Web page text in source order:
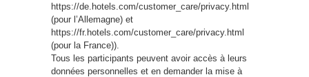
https://de.hotels.com/customer_care/privacy.html
(pour l’Allemagne) et
https://fr.hotels.com/customer_care/privacy.html
(pour la France)).
Tous les participants peuvent avoir accès à leurs
données personnelles et en demander la mise à